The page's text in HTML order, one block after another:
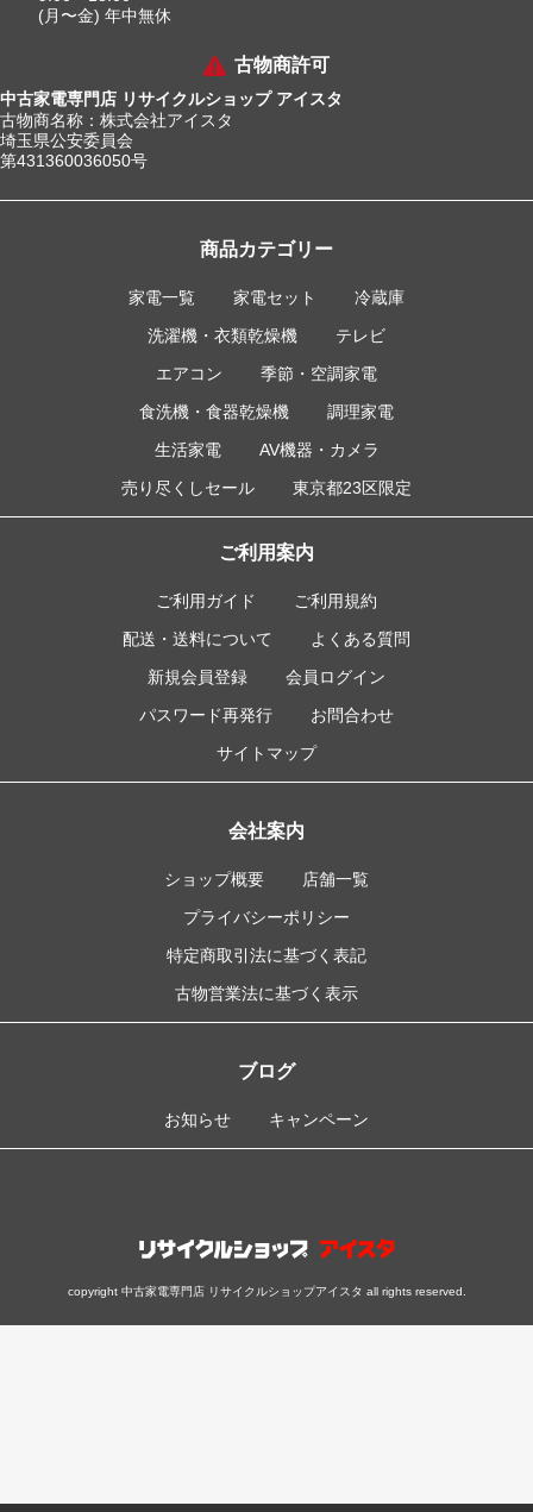
(月〜金) 年中無休
古物商許可
中古家電専門店 リサイクルショップ アイスタ
古物商名称：株式会社アイスタ
埼玉県公安委員会
第431360036050号
商品カテゴリー
家電一覧 家電セット
冷蔵庫
洗濯機・衣類乾燥機
テレビ
エアコン
季節・空調家電
食洗機・食器乾燥機
調理家電
生活家電
AV機器・カメラ
売り尽くしセール
東京都23区限定
ご利用案内
ご利用ガイド
ご利用規約
配送・送料について
よくある質問
新規会員登録
会員ログイン
パスワード再発行
お問合わせ
サイトマップ
会社案内
ショップ概要
店舗一覧
プライバシーポリシー
特定商取引法に基づく表記
古物営業法に基づく表示
ブログ
お知らせ キャンペーン
copyright 中古家電専門店 リサイクルショップアイスタ all rights reserved.